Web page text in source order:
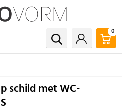
0
schild met WC-